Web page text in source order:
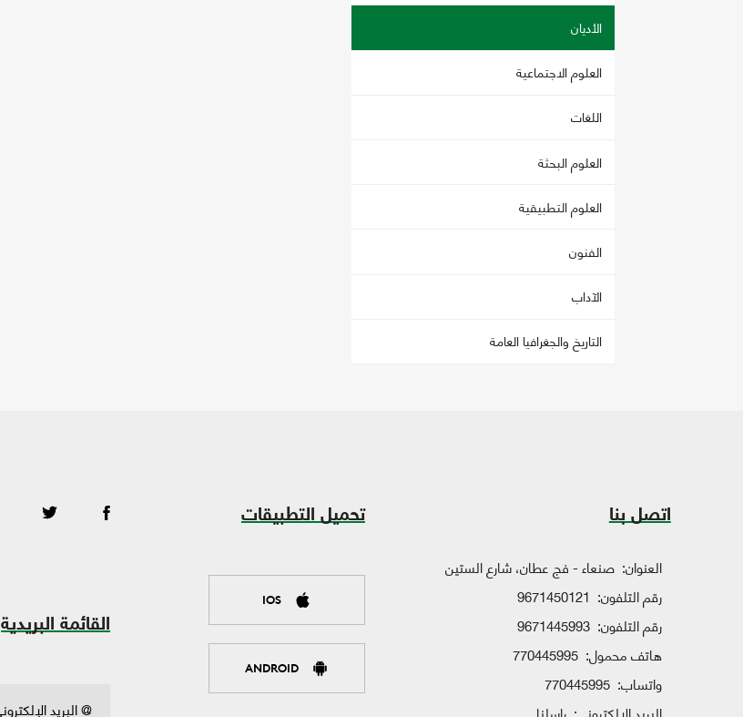
الأديان
العلوم الاجتماعية
اللغات
العلوم البحثة
العلوم التطبيقية
الفنون
الآداب
التاريخ والجغرافيا العامة
اتصل بنا
العنوان: صنعاء - فج عطان، شارع الستين
رقم التلفون: 9671450121
رقم التلفون: 9671445993
هاتف محمول: 770445995
واتساب: 770445995
تحميل التطبيقات
IOS
ANDROID
القائمة البريدية